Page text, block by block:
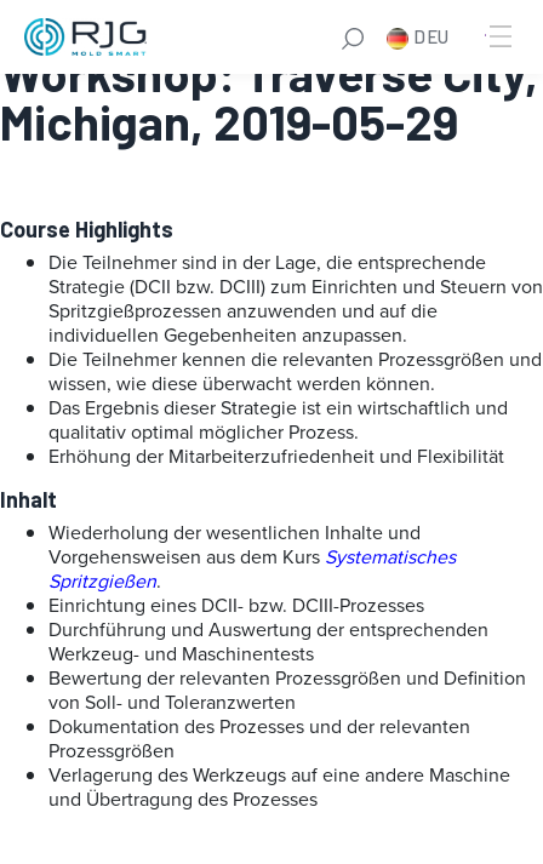
DEU
DECOUPLED MOLDING®
Workshop: Traverse City,
Michigan, 2019-05-29
Course Highlights
Die Teilnehmer sind in der Lage, die entsprechende
Strategie (DCII bzw. DCIII) zum Einrichten und Steuern von
Spritzgießprozessen anzuwenden und auf die
individuellen Gegebenheiten anzupassen.
Die Teilnehmer kennen die relevanten Prozessgrößen und
wissen, wie diese überwacht werden können.
Das Ergebnis dieser Strategie ist ein wirtschaftlich und
qualitativ optimal möglicher Prozess.
Erhöhung der Mitarbeiterzufriedenheit und Flexibilität
Inhalt
Wiederholung der wesentlichen Inhalte und
Vorgehensweisen aus dem Kurs Systematisches
Spritzgießen.
Einrichtung eines DCII- bzw. DCIII-Prozesses
Durchführung und Auswertung der entsprechenden
Werkzeug- und Maschinentests
Bewertung der relevanten Prozessgrößen und Definition
von Soll- und Toleranzwerten
Dokumentation des Prozesses und der relevanten
Prozessgrößen
Verlagerung des Werkzeugs auf eine andere Maschine
und Übertragung des Prozesses